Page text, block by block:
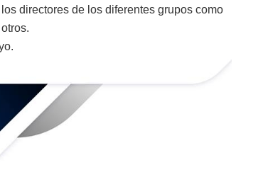
directores de los diferentes grupos como